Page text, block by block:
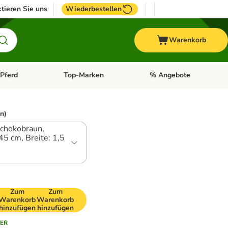
Sie uns Wiederbestellen
Warenkorb
Fisch Menü öffnen: Vogel
Pferd Kategorie-Menü öffnen: Pferd
Top-Marken Kategorie-Menü öffnen:
% Angebote
cm, Breite: 1,5
Zum
hinzufügen
Zum
Warenkorb
hinzufügen